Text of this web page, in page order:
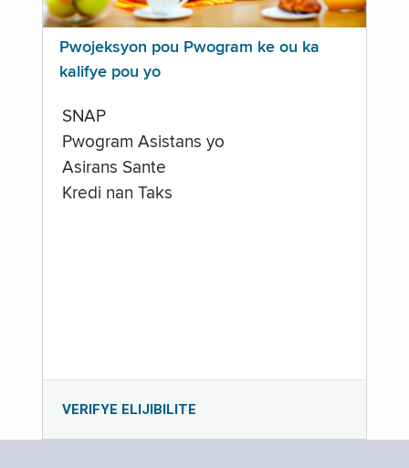
Pwojeksyon pou Pwogram ke ou ka
kalifye pou yo
SNAP
Pwogram Asistans yo
Asirans Sante
Kredi nan Taks
VERIFYE ELIJIBILITE